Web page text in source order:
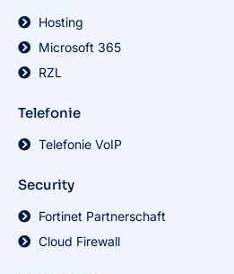
Hosting
Microsoft 365
RZL
Telefonie
Telefonie VoIP
Security
Fortinet Partnerschaft
Cloud Firewall